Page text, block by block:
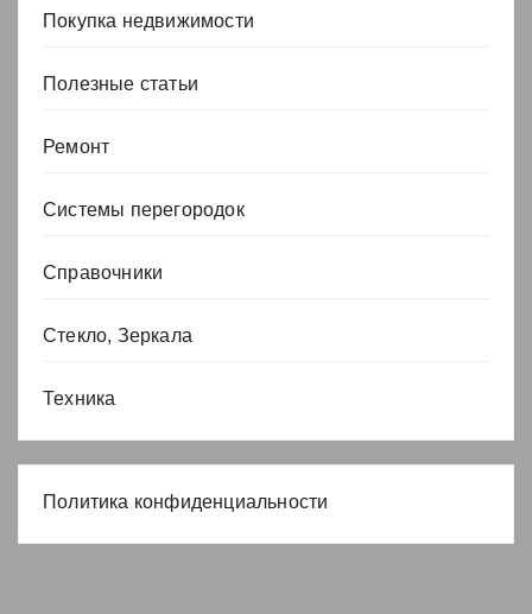
Покупка недвижимости
Полезные статьи
Ремонт
Системы перегородок
Справочники
Стекло, Зеркала
Техника
Политика конфиденциальности